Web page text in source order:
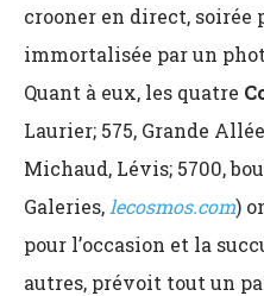
crooner en direct, soirée
immortalisée par un
Quant à eux, les quatre
Laurier; 575, Grande
Michaud, Lévis; 5700,
Galeries, lecosmos.com)
pour l’occasion et la
autres, prévoit tout un